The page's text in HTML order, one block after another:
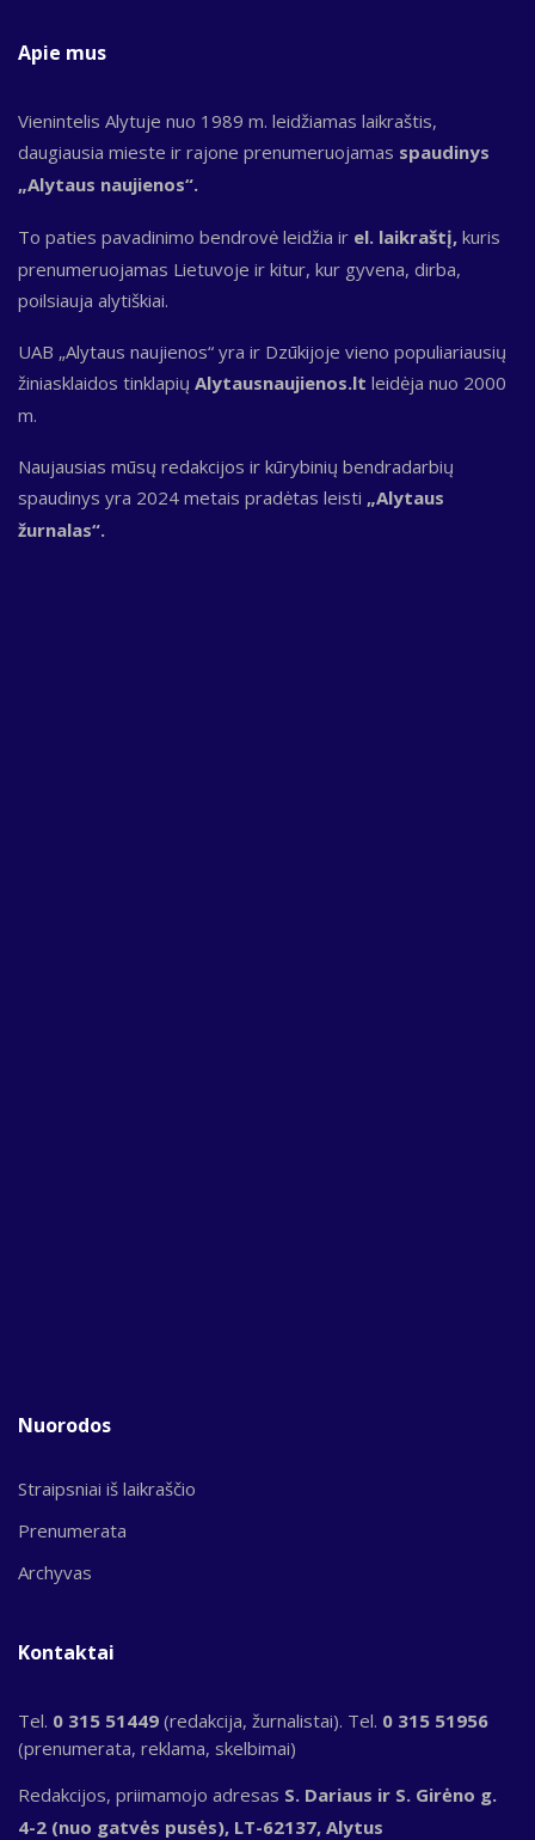
Apie mus
Vienintelis Alytuje nuo 1989 m. leidžiamas laikraštis,
daugiausia mieste ir rajone prenumeruojamas spaudinys
„Alytaus naujienos“.
To paties pavadinimo bendrovė leidžia ir el. laikraštį, kuris
prenumeruojamas Lietuvoje ir kitur, kur gyvena, dirba,
poilsiauja alytiškiai.
UAB „Alytaus naujienos“ yra ir Dzūkijoje vieno populiariausių
žiniasklaidos tinklapių Alytausnaujienos.lt leidėja nuo 2000
m.
Naujausias mūsų redakcijos ir kūrybinių bendradarbių
spaudinys yra 2024 metais pradėtas leisti „Alytaus
žurnalas“.
Nuorodos
Straipsniai iš laikraščio
Prenumerata
Archyvas
Kontaktai
Tel. 0 315 51449 (redakcija, žurnalistai). Tel. 0 315 51956
(prenumerata, reklama, skelbimai)
Redakcijos, priimamojo adresas S. Dariaus ir S. Girėno g.
4-2 (nuo gatvės pusės), LT-62137, Alytus